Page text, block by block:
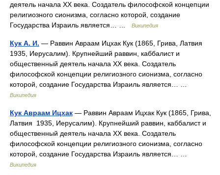
деятель начала XX века. Создатель философской концепции
религиозного сионизма, согласно которой, создание
Государства Израиль является… …
Википедия
Кук А. И. — Раввин Авраам Ицхак Кук (1865, Грива, Латвия
1935, Иерусалим). Крупнейший раввин, каббалист и
общественный деятель начала XX века. Создатель
философской концепции религиозного сионизма, согласно
которой, создание Государства Израиль является… …
Википедия
Кук Авраам Ицхак — Раввин Авраам Ицхак Кук (1865, Грива,
Латвия 1935, Иерусалим). Крупнейший раввин, каббалист и
общественный деятель начала XX века. Создатель
философской концепции религиозного сионизма, согласно
которой, создание Государства Израиль является… …
Википедия